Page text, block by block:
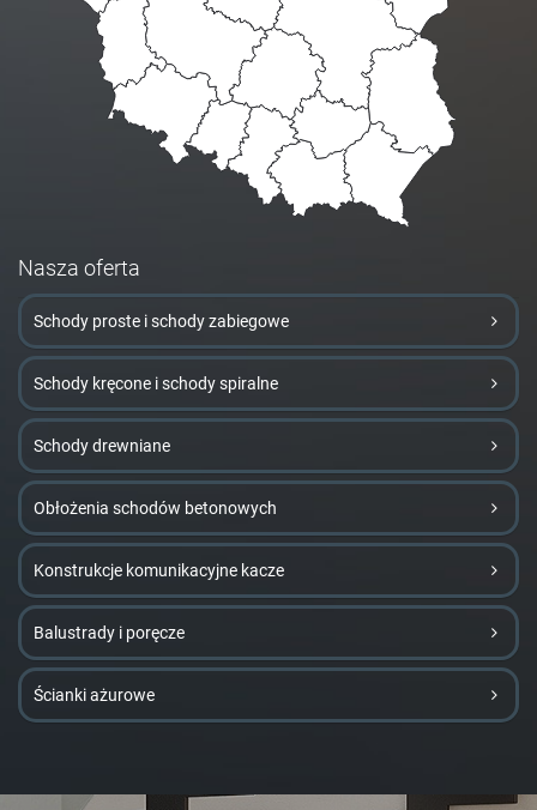
Nasza oferta
Schody proste i schody zabiegowe
Schody kręcone i schody spiralne
Schody drewniane
Obłożenia schodów betonowych
Konstrukcje komunikacyjne kacze
Balustrady i poręcze
Ścianki ażurowe